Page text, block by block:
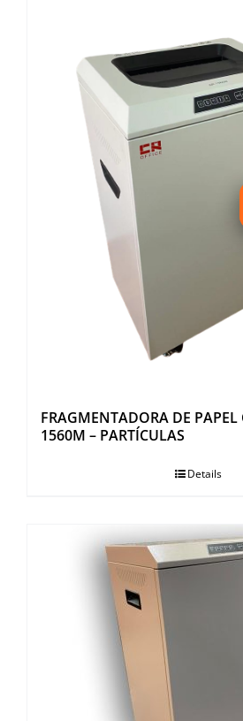
FRAGMENTADORA DE PAPEL
1560M – PARTÍCULAS
Details